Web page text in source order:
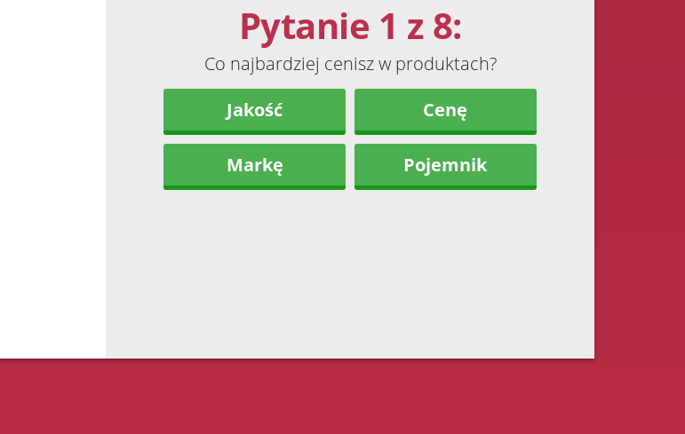
Pytanie 1 z 8:
Co najbardziej cenisz w produktach?
Jakość
Cenę
Markę Pojemnik